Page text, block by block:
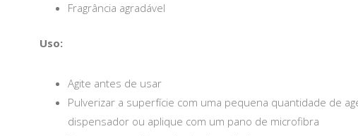
Fragrância agradável
Uso:
Agite antes de usar
Pulverizar a superfície com uma pequena quantidade de
dispensador ou aplique com um pano de microfibra